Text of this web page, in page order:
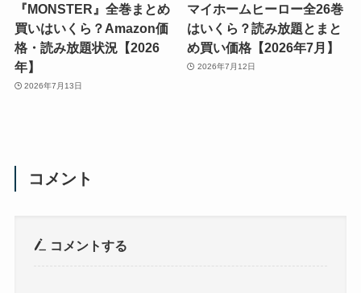
『MONSTER』全巻まとめ
買いはいくら？Amazon価
格・読み放題状況【2026
年】
2026年7月13日
マイホームヒーロー全26巻
はいくら？読み放題とまと
め買い価格【2026年7月】
2026年7月12日
コメント
コメントする